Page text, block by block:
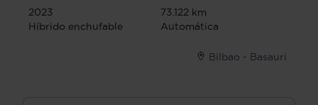
2023
73.122 km
Híbrido enchufable
Automática
Bilbao - Basauri